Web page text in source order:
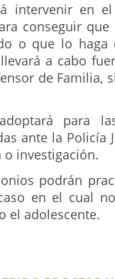
intervenir en
conseguir que
o que lo haga
a cabo
de Familia,
para
ante la Policía
o investigación.
podrán
en el cual
el adolescente.